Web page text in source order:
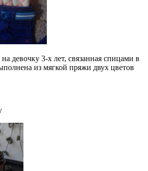
девочку 3-х лет, связанная спицами в
из мягкой пряжи двух цветов